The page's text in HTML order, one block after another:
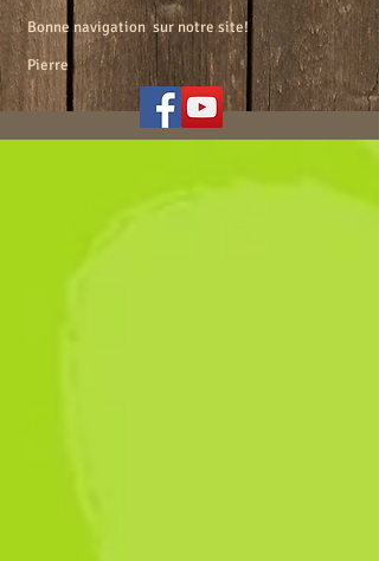
Bonne navigation sur notre site!
Pierre